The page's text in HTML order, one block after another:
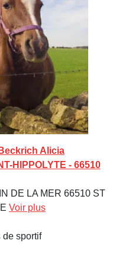
Alicia
HIPPOLYTE - 66510
DE LA MER 66510 ST
Voir plus
de sportif